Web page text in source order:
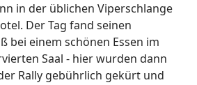
in der üblichen Viperschlange
Der Tag fand seinen
bei einem schönen Essen im
Saal - hier wurden dann
Rally gebührlich gekürt und